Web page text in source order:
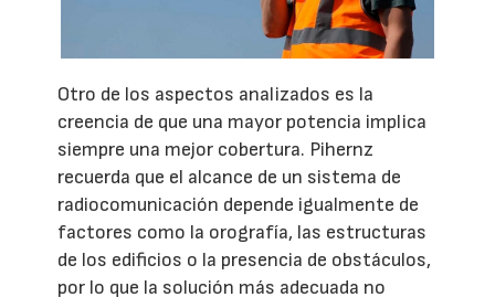
Otro de los aspectos analizados es la
creencia de que una mayor potencia implica
siempre una mejor cobertura. Pihernz
recuerda que el alcance de un sistema de
radiocomunicación depende igualmente de
factores como la orografía, las estructuras
de los edificios o la presencia de obstáculos,
por lo que la solución más adecuada no